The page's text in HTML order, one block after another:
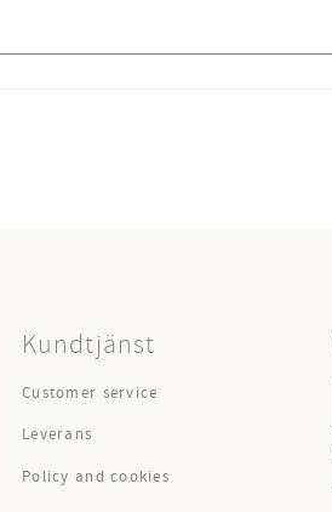
Kundtjänst
Customer service
Leverans
Policy and cookies